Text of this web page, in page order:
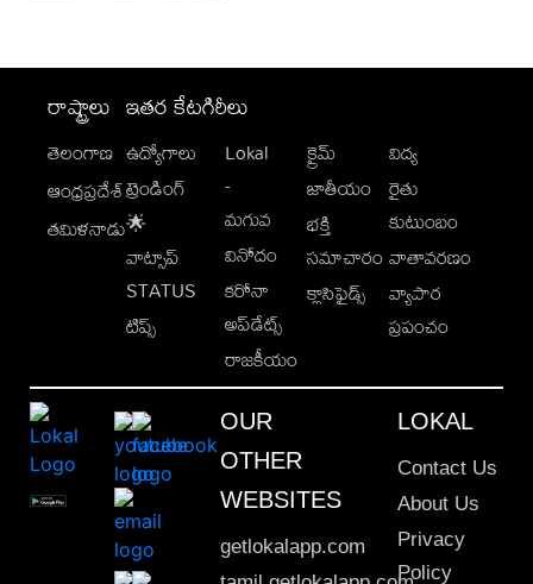
రాష్ట్రాలు
తెలంగాణ
ఆంధ్రప్రదేశ్
తమిళనాడు
ఇతర కేటగిరీలు
ఉద్యోగాలు
ట్రెండింగ్
🌟
వాట్సాప్
STATUS
టిప్స్
Lokal
-
మగువ
వినోదం
కరోనా
అప్‌డేట్స్
రాజకీయం
క్రైమ్
జాతీయం
భక్తి
సమాచారం
క్లాసిఫైడ్స్
విద్య
రైతు
కుటుంబం
వాతావరణం
వ్యాపార
ప్రపంచం
OUR
OTHER
WEBSITES
getlokalapp.com
LOKAL
Contact Us
About Us
Privacy
Policy